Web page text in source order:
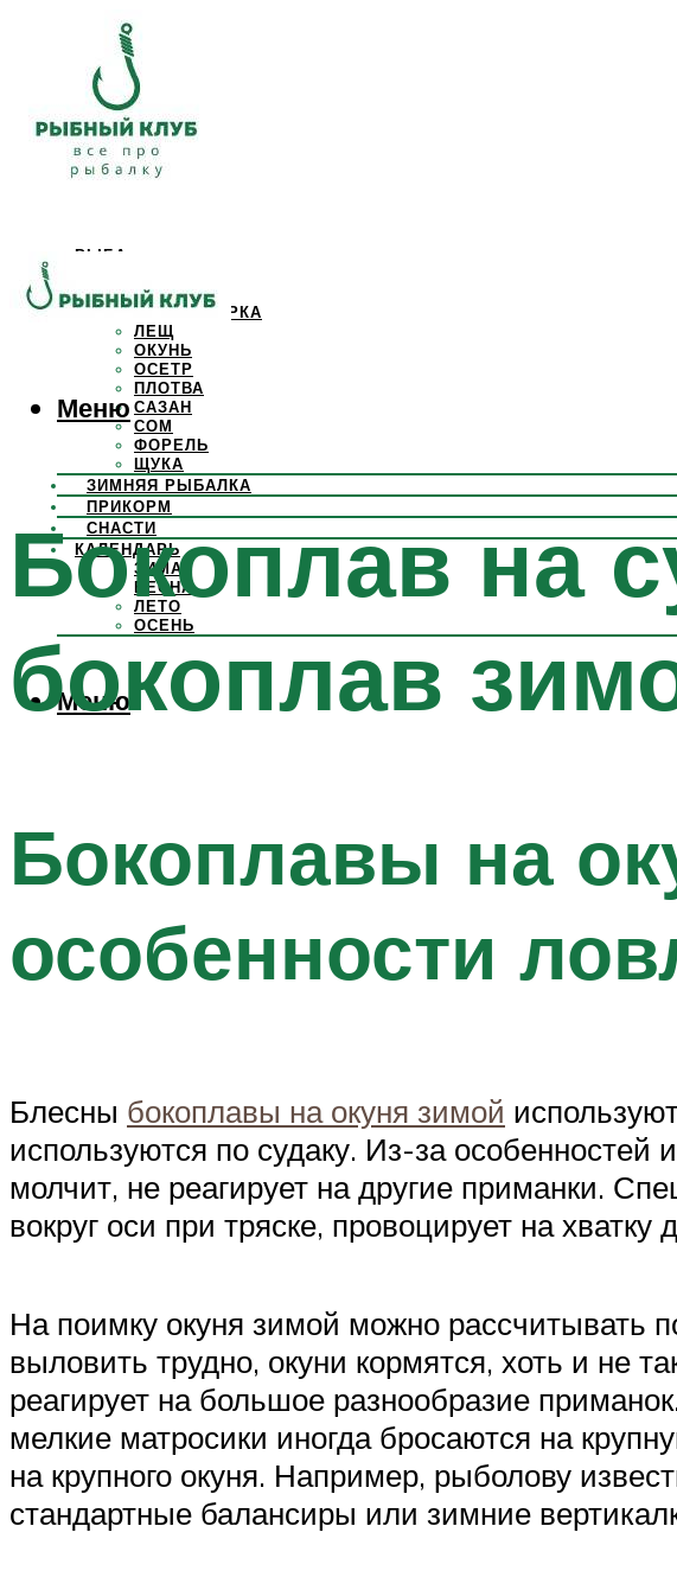
РЫБА
КАРП
КРАСНОПЕРКА
ЛЕЩ
ОКУНЬ
ОСЕТР
ПЛОТВА
САЗАН
СОМ
ФОРЕЛЬ
ЩУКА
ЗИМНЯЯ РЫБАЛКА
ПРИКОРМ
СНАСТИ
КАЛЕНДАРЬ
ЗИМА
ВЕСНА
ЛЕТО
ОСЕНЬ
Меню
Меню
Бокоплав на
бокоплав
Бокоплавы на
особенности
Блесны бокоплавы на окуня зимой
используются по судаку. Из-за
молчит, не реагирует на другие приманки.
вокруг оси при тряске, провоцирует на
На поимку окуня зимой можно рассчитывать
выловить трудно, окуни кормятся, хоть и не
реагирует на большое разнообразие
мелкие матросики иногда бросаются на
на крупного окуня. Например, рыболову
стандартные балансиры или зимние